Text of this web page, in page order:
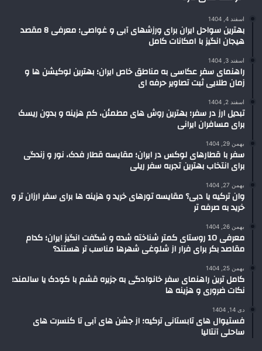
اسفند 4, 1404
بهترین سواحل ایران برای ورزشهای آبی و غواصی؛ معرفی 8 مقصد
هیجان انگیز با امکانات کامل
اسفند 3, 1404
راهنمای سفر عکاسی به مناطق خاص ایران؛ بهترین لوکیشن ها و
زمان طلایی ثبت تصاویر حرفه ای
اسفند 2, 1404
تبدیل ارز در سفر؛ بهترین روش های مطمئن، کم هزینه و بدون ریسک
برای مسافران ایرانی
بهمن 29, 1404
سفر با قطارهای لوکس در ایران؛ مقایسه قطار فدک، نور و زندگی
برای انتخاب بهترین تجربه سفر ریلی
بهمن 27, 1404
وان ترکیه یا دبی؟ مقایسه تورهای خرید و هزینه ها برای سفر ارزان تر و
خرید به صرفه تر
بهمن 26, 1404
معرفی 10 روستای کمتر شناخته شده و شگفت انگیز ایران؛ کدام
مقاصد بکر برای فرار از شلوغی شهرها مناسب تر هستند؟
بهمن 25, 1404
کامل ترین راهنمای سفر خانوادگی به جزیره قشم با کودک یا سالمند؛
نکات ضروری و هزینه ها
دی 14, 1404
فستیوال های تابستانی ترکیه؛ از جشن های آبی تا کنسرت های
ساحلی آنتالیا